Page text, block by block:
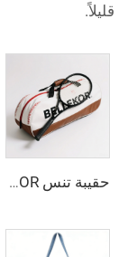
قليلاً.
حقيبة تنس BELLEKOR - التخصيص الحصري يعزز العلامة التجارية طوال العملية من التصميم إلى التوصيل